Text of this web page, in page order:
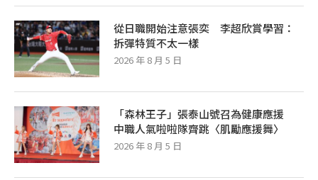
從日職開始注意張奕 李超欣賞學習：
拆彈特質不太一樣
2026 年 8 月 5 日
「森林王子」張泰山號召為健康應援
中職人氣啦啦隊齊跳〈肌勵應援舞〉
2026 年 8 月 5 日